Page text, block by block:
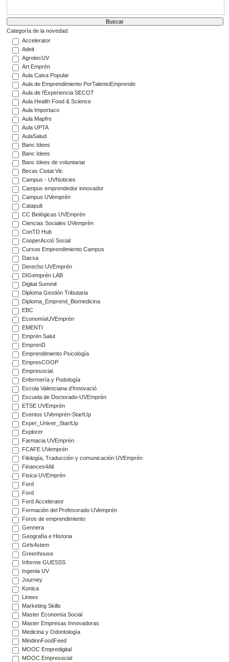
Categoría de la novedad:
Accelerator
Adeit
AgrotecUV
Art Emprén
Aula Caixa Popular
Aula de Emprendimiento PorTalentoEmprende
Aula de l'Experiencia SECOT
Aula Health Food & Science
Aula Importaco
Aula Mapfre
Aula UPTA
AulaSalud
Banc Idees
Banc Idees
Banc Idees de voluntariat
Becas Ciutat Vlc
Campus - UVNoticies
Campus emprendedor innovador
Campus UVemprén
Catapult
CC Biológicas UVEmprén
Ciencias Sociales UVemprén
ConTD Hub
CooperAcció Social
Cursos Emprendimiento Campus
Dacsa
Derecho UVEmprén
DIGemprén LAB
Digital Summit
Diploma Gestión Tributaria
Diploma_Emprend_Biomedicina
EBC
EconomíaUVEmprén
EMENTI
Emprén Salut
EmprenD
Emprendimiento Psicología
EmpresCOOP
Empresocial.
Enfermería y Podología
Escola Valenciana d'Innovació
Escuela de Doctorado-UVEmprén
ETSE UVEmprén
Eventos UVemprén-StartUp
Exper_Univer_StartUp
Explorer
Farmacia UVEmprén
FCAFE UVemprén
Filología, Traducción y comunicación UVEmprén
Finances4All
Fisica UVEmprén
Ford
Ford
Ford Accelerator
Formación del Profesorado UVemprén
Foros de emprendimiento
Gennera
Geografía e Historia
Girls4stem
Greenhouse
Informe GUESSS
Ingenia UV
Journey
Konica
Lineex
Marketing Skills
Master Economía Social
Master Empresas Innovadoras
Medicina y Odontología
MindinnFoodFeed
MOOC Empredigital
MOOC Empresocial